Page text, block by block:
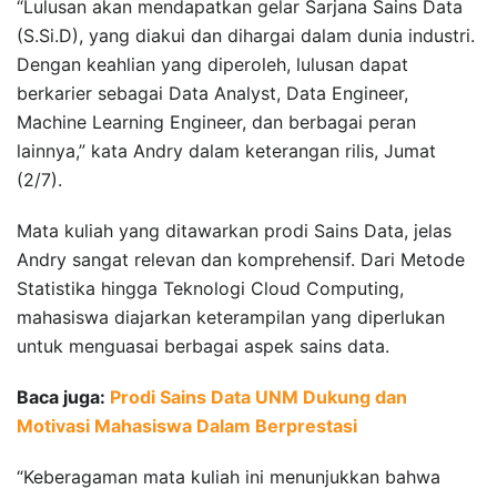
“Lulusan akan mendapatkan gelar Sarjana Sains Data
(S.Si.D), yang diakui dan dihargai dalam dunia industri.
Dengan keahlian yang diperoleh, lulusan dapat
berkarier sebagai Data Analyst, Data Engineer,
Machine Learning Engineer, dan berbagai peran
lainnya,” kata Andry dalam keterangan rilis, Jumat
(2/7).
Mata kuliah yang ditawarkan prodi Sains Data, jelas
Andry sangat relevan dan komprehensif. Dari Metode
Statistika hingga Teknologi Cloud Computing,
mahasiswa diajarkan keterampilan yang diperlukan
untuk menguasai berbagai aspek sains data.
Baca juga: Prodi Sains Data UNM Dukung dan
Motivasi Mahasiswa Dalam Berprestasi
“Keberagaman mata kuliah ini menunjukkan bahwa